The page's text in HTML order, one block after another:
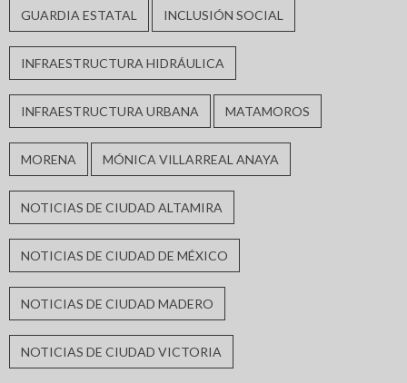
GUARDIA ESTATAL INCLUSIÓN SOCIAL
INFRAESTRUCTURA HIDRÁULICA
INFRAESTRUCTURA URBANA MATAMOROS
MORENA MÓNICA VILLARREAL ANAYA
NOTICIAS DE CIUDAD ALTAMIRA
NOTICIAS DE CIUDAD DE MÉXICO
NOTICIAS DE CIUDAD MADERO
NOTICIAS DE CIUDAD VICTORIA